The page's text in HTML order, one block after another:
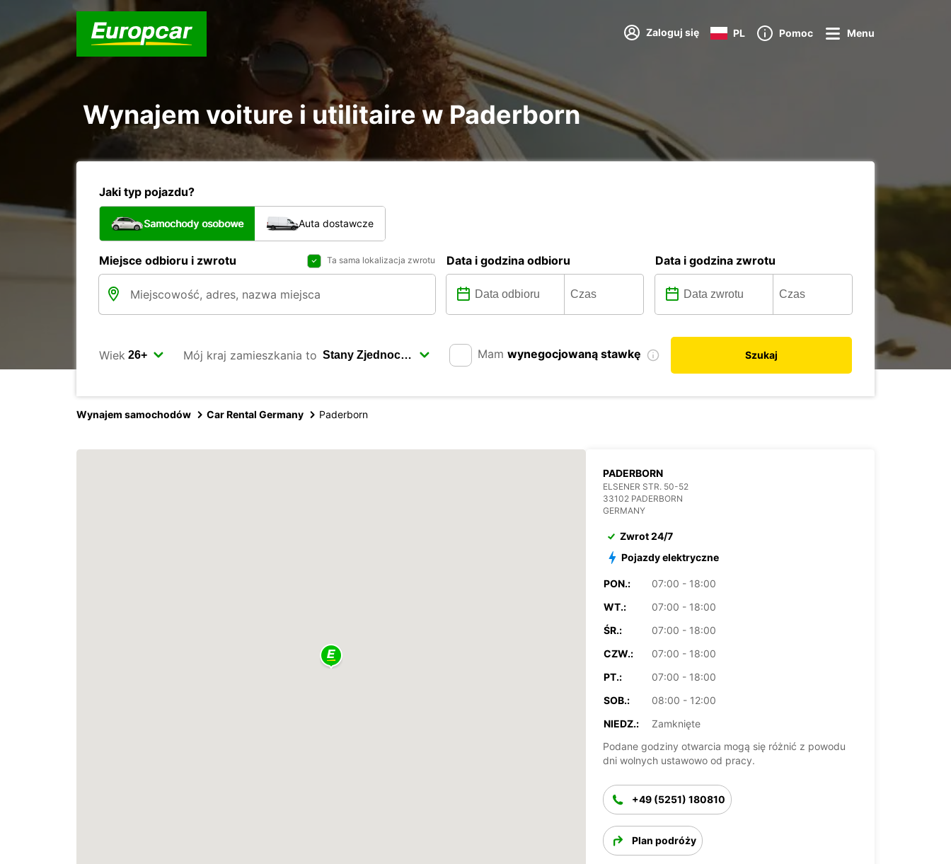
Zaloguj się PL Pomoc Menu
Wynajem voiture i utilitaire w Paderborn
Jaki typ pojazdu?
Samochody osobowe Auta dostawcze
Miejsce odbioru i zwrotu Ta sama lokalizacja zwrotu Data i godzina odbioru Data i godzina zwrotu
Wiek Mój kraj zamieszkania to Mam wynegocjowaną stawkę Szukaj
Wynajem samochodów Car Rental Germany Paderborn
PADERBORN
ELSENER STR. 50-52
33102 PADERBORN
GERMANY
Zwrot 24/7
Pojazdy elektryczne
PON.:
07:00 - 18:00
WT.:
07:00 - 18:00
ŚR.:
07:00 - 18:00
CZW.:
07:00 - 18:00
PT.:
07:00 - 18:00
SOB.:
08:00 - 12:00
NIEDZ.:
Zamknięte
Podane godziny otwarcia mogą się różnić z powodu
dni wolnych ustawowo od pracy.
+49 (5251) 180810
Plan podróży